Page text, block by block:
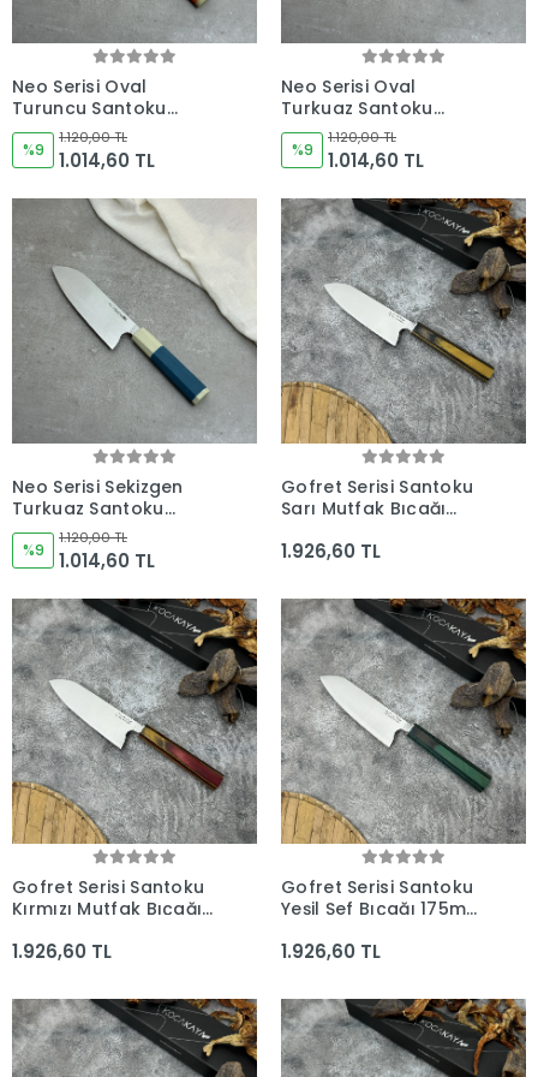
Neo Serisi Oval
Turuncu Santoku
180mm Namlu -
Kocakaya El Yapımı
Şef Bıçakları
%9
1.120,00 TL
1.014,60 TL
Neo Serisi Oval
Turkuaz Santoku
180mm Namlu -
Kocakaya El Yapımı
Şef Bıçakları
%9
1.120,00 TL
1.014,60 TL
Neo Serisi Sekizgen
Turkuaz Santoku
180mm Namlu -
Kocakaya El Yapımı
Şef Bıçakları
%9
1.120,00 TL
1.014,60 TL
Gofret Serisi Santoku
Sarı Mutfak Bıçağı
Kocakaya Bıçakları
1.926,60 TL
Gofret Serisi Santoku
Kırmızı Mutfak Bıçağı
Kocakaya Bıçakları
1.926,60 TL
Gofret Serisi Santoku
Yeşil Şef Bıçağı 175mm
Bıçakları
1.926,60 TL